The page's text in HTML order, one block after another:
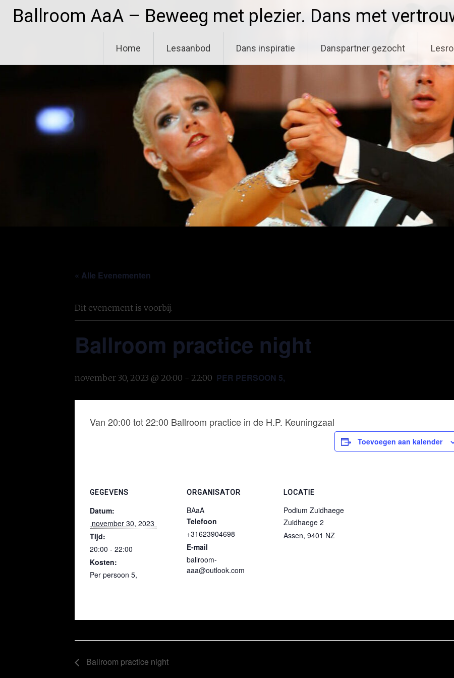
naarBallroom AaA – Beweeg met plezier. Dans met
Home Lesaanbod Dans inspiratie Danspartner gezocht
« Alle Evenementen
Dit evenement is voorbij.
Ballroom practice night
november 30, 2023 @ 20:00 - 22:00 PER PERSOON 5,
Van 20:00 tot 22:00 Ballroom practice in de H.P. Keuningzaal
Toevoegen aan kalender
GEGEVENS
Datum:
november 30, 2023
Tijd:
20:00 - 22:00
Kosten:
Per persoon 5,
ORGANISATOR
BAaA
Telefoon
+31623904698
E-mail
ballroom-
aaa@outlook.com
LOCATIE
Podium Zuidhaege
Zuidhaege 2
Assen, 9401 NZ
Ballroom practice night